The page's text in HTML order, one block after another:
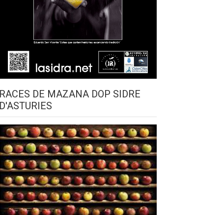
RACES DE MAZANA DOP SIDRE
D'ASTURIES